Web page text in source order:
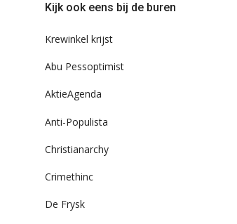
ons
Kijk ook eens bij de buren
Krewinkel krijst
Abu Pessoptimist
AktieAgenda
Anti-Populista
Christianarchy
Crimethinc
De Frysk